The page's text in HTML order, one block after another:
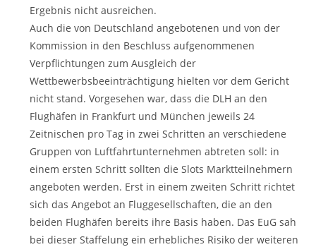
Ergebnis nicht ausreichen.
Auch die von Deutschland angebotenen und von der
Kommission in den Beschluss aufgenommenen
Verpflichtungen zum Ausgleich der
Wettbewerbsbeeinträchtigung hielten vor dem Gericht
nicht stand. Vorgesehen war, dass die DLH an den
Flughäfen in Frankfurt und München jeweils 24
Zeitnischen pro Tag in zwei Schritten an verschiedene
Gruppen von Luftfahrtunternehmen abtreten soll: in
einem ersten Schritt sollten die Slots Marktteilnehmern
angeboten werden. Erst in einem zweiten Schritt richtet
sich das Angebot an Fluggesellschaften, die an den
beiden Flughäfen bereits ihre Basis haben. Das EuG sah
bei dieser Staffelung ein erhebliches Risiko der weiteren